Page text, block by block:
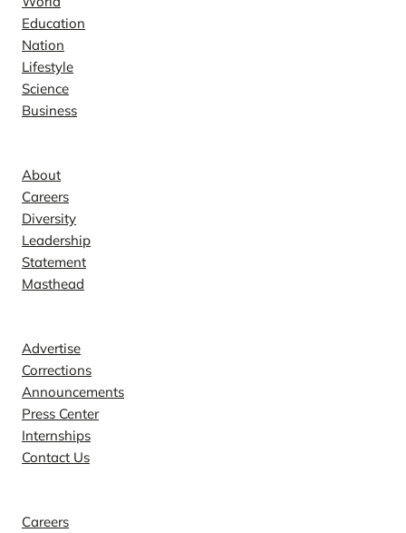
Education
Nation
Lifestyle
Science
Business
About
Careers
Diversity
Leadership
Statement
Masthead
Advertise
Corrections
Announcements
Press Center
Internships
Contact Us
Careers